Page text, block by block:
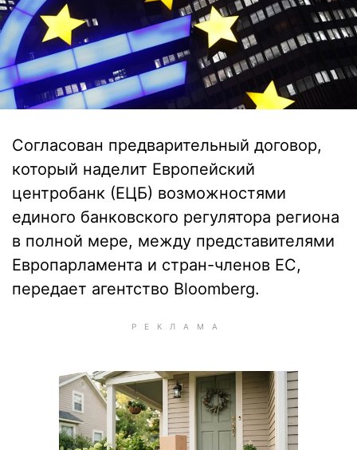
Согласован предварительный договор,
который наделит Европейский
центробанк (ЕЦБ) возможностями
единого банковского регулятора региона
в полной мере, между представителями
Европарламента и стран-членов ЕС,
передает агентство Bloomberg.